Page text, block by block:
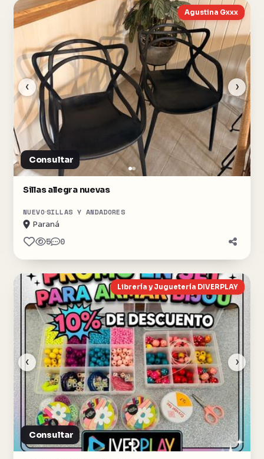
‹ ›
Agustina Gxxx
Consultar
Sillas allegra nuevas
NUEVO SILLAS Y ANDADORES
Paraná
5 0
‹ ›
Librería y Juguetería DIVERPLAY
Consultar